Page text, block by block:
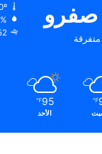
صفرو
80º - 80º
1.52
℉
95
℉
الأحد